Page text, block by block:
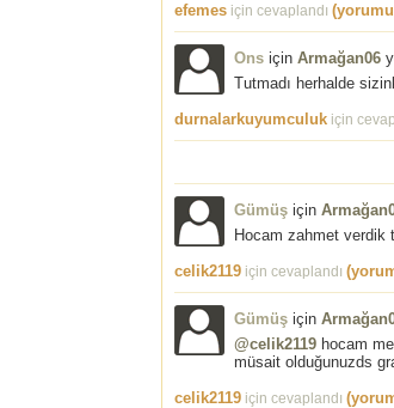
efemes için cevaplandı
Ons için Armağan06
Tutmadı herhalde
durnalarkuyumculuk için
Gümüş için
Hocam zahmet verdik
celik2119 için cevaplandı
Gümüş için
@celik2119 hocam
müsait olduğunuzds
celik2119 için cevaplandı